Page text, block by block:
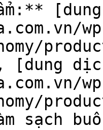
[dung
sạch